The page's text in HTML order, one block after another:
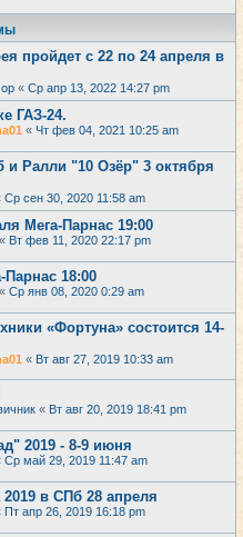
пройдет с 22 по 24 апреля в
« Ср апр 13, 2022 14:27 pm
ГАЗ-24.
« Чт фев 04, 2021 10:25 am
и Ралли "10 Озёр" 3 октября
Ср сен 30, 2020 11:58 am
Мега-Парнас 19:00
« Вт фев 11, 2020 22:17 pm
Парнас 18:00
« Ср янв 08, 2020 0:29 am
«Фортуна» состоится 14-
« Вт авг 27, 2019 10:33 am
« Вт авг 20, 2019 18:41 pm
2019 - 8-9 июня
Ср май 29, 2019 11:47 am
в СПб 28 апреля
Пт апр 26, 2019 16:18 pm